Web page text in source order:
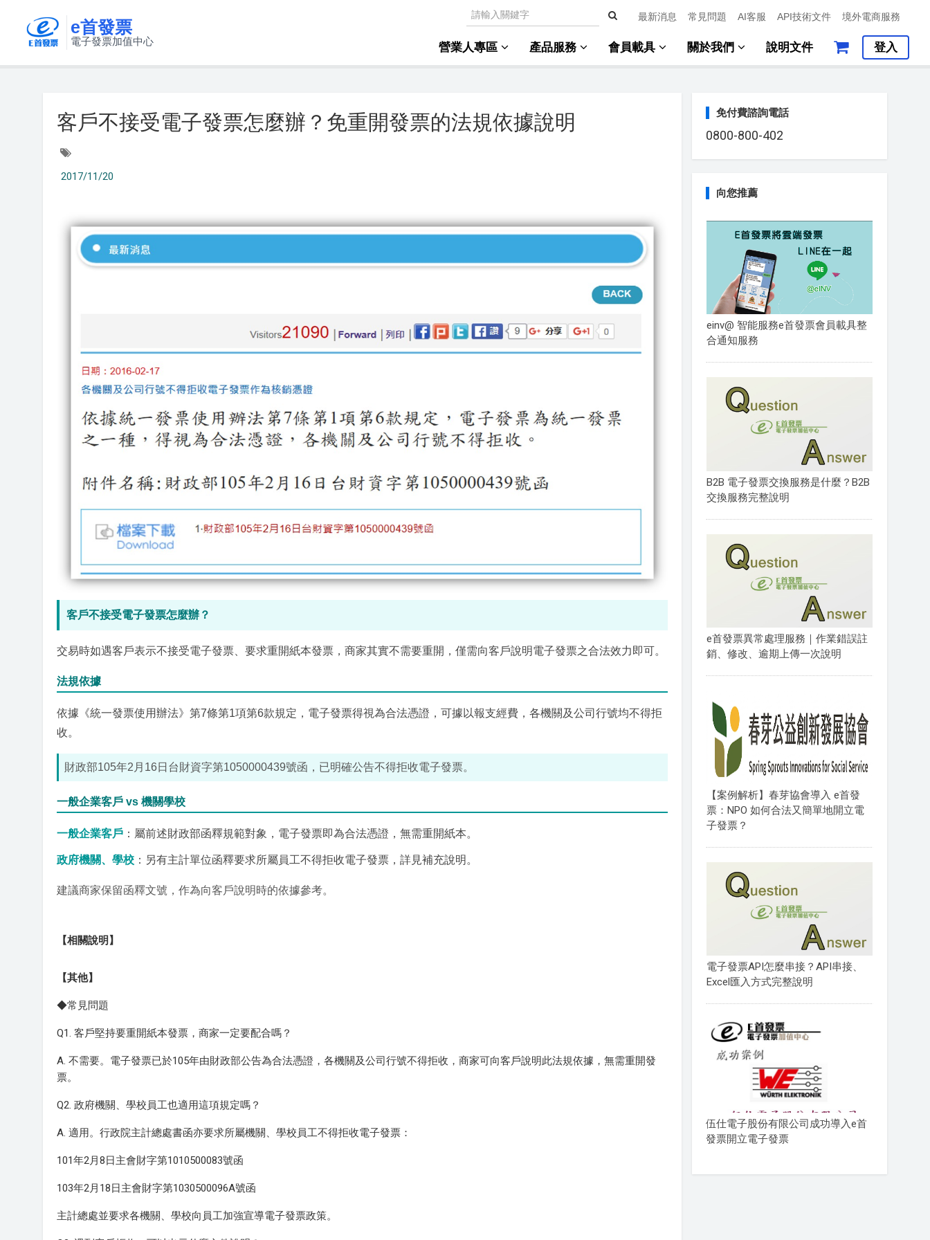
e首發票
電子發票加值中心
最新消息 常見問題 AI客服 API技術文件 境外電商服務
營業人專區 產品服務 會員載具 關於我們 說明文件 登入
客戶不接受電子發票怎麼辦？免重開發票的法規依據說明
2017/11/20
客戶不接受電子發票怎麼辦？
交易時如遇客戶表示不接受電子發票、要求重開紙本發票，商家其實不需要重開，僅需向客戶說明電子發票之合法效力即可。
法規依據
依據《統一發票使用辦法》第7條第1項第6款規定，電子發票得視為合法憑證，可據以報支經費，各機關及公司行號均不得拒
收。
財政部105年2月16日台財資字第1050000439號函，已明確公告不得拒收電子發票。
一般企業客戶 vs 機關學校
一般企業客戶 ：屬前述財政部函釋規範對象，電子發票即為合法憑證，無需重開紙本。
政府機關、學校 ：另有主計單位函釋要求所屬員工不得拒收電子發票，詳見補充說明。
建議商家保留函釋文號，作為向客戶說明時的依據參考。
【相關說明】
【其他】
◆常見問題
Q1. 客戶堅持要重開紙本發票，商家一定要配合嗎？
A. 不需要。電子發票已於105年由財政部公告為合法憑證，各機關及公司行號不得拒收，商家可向客戶說明此法規依據，無需重開發
票。
Q2. 政府機關、學校員工也適用這項規定嗎？
A. 適用。行政院主計總處書函亦要求所屬機關、學校員工不得拒收電子發票：
101年2月8日主會財字第1010500083號函
103年2月18日主會財字第1030500096A號函
主計總處並要求各機關、學校向員工加強宣導電子發票政策。
免付費諮詢電話
0800-800-402
向您推薦
einv@ 智能服務e首發票會員載具整
合通知服務
B2B 電子發票交換服務是什麼？B2B
交換服務完整說明
e首發票異常處理服務｜作業錯誤註
銷、修改、逾期上傳一次說明
【案例解析】春芽協會導入 e首發
票：NPO 如何合法又簡單地開立電
子發票？
電子發票API怎麼串接？API串接、
Excel匯入方式完整說明
伍仕電子股份有限公司成功導入e首
發票開立電子發票